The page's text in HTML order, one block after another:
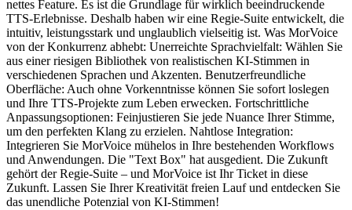
nettes Feature. Es ist die Grundlage für wirklich beeindruckende
TTS-Erlebnisse. Deshalb haben wir eine Regie-Suite entwickelt, die
intuitiv, leistungsstark und unglaublich vielseitig ist. Was MorVoice
von der Konkurrenz abhebt: Unerreichte Sprachvielfalt: Wählen Sie
aus einer riesigen Bibliothek von realistischen KI-Stimmen in
verschiedenen Sprachen und Akzenten. Benutzerfreundliche
Oberfläche: Auch ohne Vorkenntnisse können Sie sofort loslegen
und Ihre TTS-Projekte zum Leben erwecken. Fortschrittliche
Anpassungsoptionen: Feinjustieren Sie jede Nuance Ihrer Stimme,
um den perfekten Klang zu erzielen. Nahtlose Integration:
Integrieren Sie MorVoice mühelos in Ihre bestehenden Workflows
und Anwendungen. Die "Text Box" hat ausgedient. Die Zukunft
gehört der Regie-Suite – und MorVoice ist Ihr Ticket in diese
Zukunft. Lassen Sie Ihrer Kreativität freien Lauf und entdecken Sie
das unendliche Potenzial von KI-Stimmen!